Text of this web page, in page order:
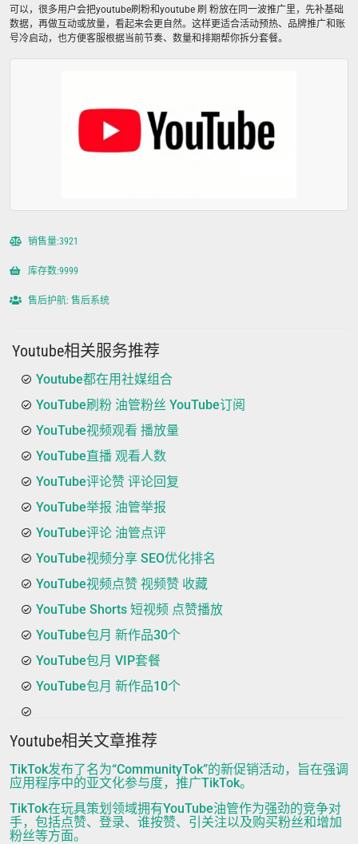
可以，很多用户会把youtube刷粉和youtube 刷 粉放在同一波推广里，先补基础
数据，再做互动或放量，看起来会更自然。这样更适合活动预热、品牌推广和账
号冷启动，也方便客服根据当前节奏、数量和排期帮你拆分套餐。
销售量:3921
库存数:9999
售后护航: 售后系统
Youtube相关服务推荐
Youtube都在用社媒组合
YouTube刷粉 油管粉丝 YouTube订阅
YouTube视频观看 播放量
YouTube直播 观看人数
YouTube评论赞 评论回复
YouTube举报 油管举报
YouTube评论 油管点评
YouTube视频分享 SEO优化排名
YouTube视频点赞 视频赞 收藏
YouTube Shorts 短视频 点赞播放
YouTube包月 新作品30个
YouTube包月 VIP套餐
YouTube包月 新作品10个
Youtube相关文章推荐
TikTok发布了名为“CommunityTok”的新促销活动，旨在强调
应用程序中的亚文化参与度，推广TikTok。
TikTok在玩具策划领域拥有YouTube油管作为强劲的竞争对
手，包括点赞、登录、谁按赞、引关注以及购买粉丝和增加
粉丝等方面。